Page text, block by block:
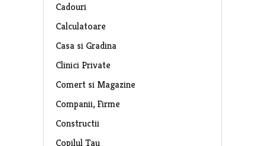
Cadouri
Calculatoare
Casa si Gradina
Clinici Private
Comert si Magazine
Companii, Firme
Constructii
Copilul Tau